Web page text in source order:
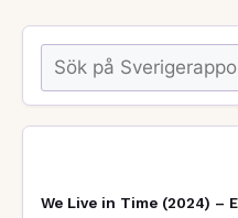
Sök
We Live in Time (2024) –